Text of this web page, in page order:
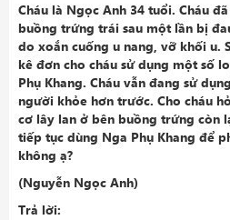
Cháu là Ngọc Anh 34 tuổi. Cháu
buồng trứng trái sau một lần bị
do xoắn cuống u nang, vỡ khối u.
kê đơn cho cháu sử dụng một số
Phụ Khang. Cháu vẫn đang sử
người khỏe hơn trước. Cho cháu
cơ lây lan ở bên buồng trứng còn
tiếp tục dùng Nga Phụ Khang để
không ạ?
(Nguyễn Ngọc Anh)
Trả lời: